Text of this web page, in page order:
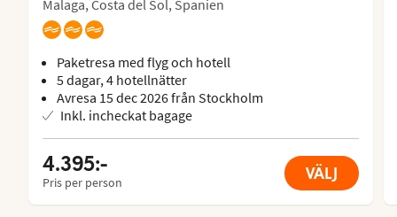
Malaga, Costa del Sol, Spanien
Paketresa med flyg och hotell
5 dagar, 4 hotellnätter
Avresa 15 dec 2026 från Stockholm
Inkl. incheckat bagage
4.395:-
Pris per person VÄLJ